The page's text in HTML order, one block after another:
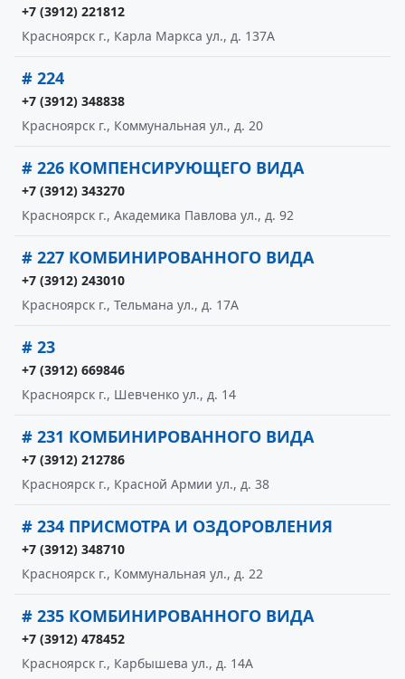
+7 (3912) 221812
Красноярск г., Карла Маркса ул., д. 137А
# 224
+7 (3912) 348838
Красноярск г., Коммунальная ул., д. 20
# 226 КОМПЕНСИРУЮЩЕГО ВИДА
+7 (3912) 343270
Красноярск г., Академика Павлова ул., д. 92
# 227 КОМБИНИРОВАННОГО ВИДА
+7 (3912) 243010
Красноярск г., Тельмана ул., д. 17А
# 23
+7 (3912) 669846
Красноярск г., Шевченко ул., д. 14
# 231 КОМБИНИРОВАННОГО ВИДА
+7 (3912) 212786
Красноярск г., Красной Армии ул., д. 38
# 234 ПРИСМОТРА И ОЗДОРОВЛЕНИЯ
+7 (3912) 348710
Красноярск г., Коммунальная ул., д. 22
# 235 КОМБИНИРОВАННОГО ВИДА
+7 (3912) 478452
Красноярск г., Карбышева ул., д. 14А